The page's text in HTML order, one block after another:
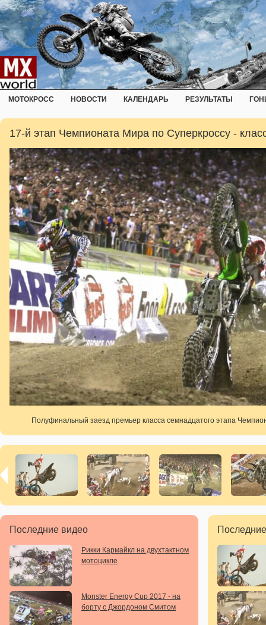
МОТОКРОСС НОВОСТИ КАЛЕНДАРЬ РЕЗУЛЬТАТЫ
17-й этап Чемпионата Мира по Суперкроссу -
Полуфинальный заезд премьер класса семнадцатого этапа
Последние видео
Рикки Кармайкл на двухтактном
мотоцикле
Monster Energy Cup 2017 - на
борту с Джордоном Смитом